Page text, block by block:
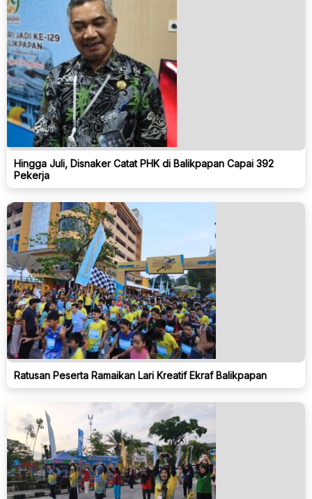
Hingga Juli, Disnaker Catat PHK di Balikpapan Capai 392
Pekerja
Ratusan Peserta Ramaikan Lari Kreatif Ekraf Balikpapan